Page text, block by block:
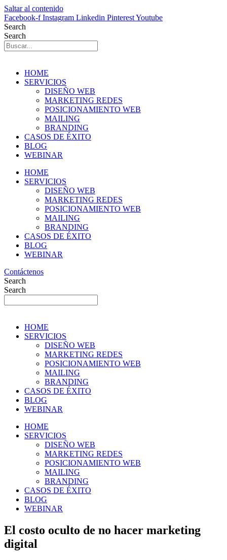
Saltar al contenido
Facebook-f Instagram Linkedin PinterestYoutube
Search
Search
HOME
SERVICIOS
DISEÑO WEB
MARKETING REDES
POSICIONAMIENTO WEB
MAILING
BRANDING
CASOS DE ÉXITO
BLOG
WEBINAR
HOME
SERVICIOS
DISEÑO WEB
MARKETING REDES
POSICIONAMIENTO WEB
MAILING
BRANDING
CASOS DE ÉXITO
BLOG
WEBINAR
Contáctenos
Search
Search
HOME
SERVICIOS
DISEÑO WEB
MARKETING REDES
POSICIONAMIENTO WEB
MAILING
BRANDING
CASOS DE ÉXITO
BLOG
WEBINAR
HOME
SERVICIOS
DISEÑO WEB
MARKETING REDES
POSICIONAMIENTO WEB
MAILING
BRANDING
CASOS DE ÉXITO
BLOG
WEBINAR
El costo oculto de no hacer marketing
digital